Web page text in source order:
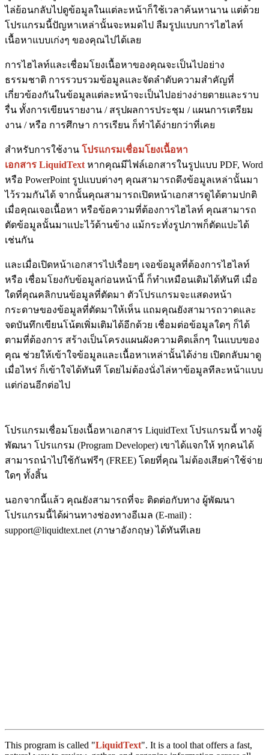
ไล่ย้อนกลับไปดูข้อมูลในแต่ละหน้าก็ใช้เวลาค้นหานาน แต่ด้วย
โปรแกรมนี้ปัญหาเหล่านั้นจะหมดไป ลืมรูปแบบการไฮไลท์
เนื้อหาแบบเก่งๆ ของคุณไปได้เลย
การไฮไลท์และเชื่อมโยงเนื้อหาของคุณจะเป็นไปอย่าง
ธรรมชาติ การรวบรวมข้อมูลและจัดลำดับความสำคัญที่
เกี่ยวข้องกันในข้อมูลแต่ละหน้าจะเป็นไปอย่างง่ายดายและราบ
รื่น ทั้งการเขียนรายงาน / สรุปผลการประชุม / แผนการเตรียม
งาน / หรือ การศึกษา การเรียน ก็ทำได้ง่ายกว่าที่เคย
สำหรับการใช้งาน โปรแกรมเชื่อมโยงเนื้อหา
เอกสาร LiquidText หากคุณมีไฟล์เอกสารในรูปแบบ PDF, Word
หรือ PowerPoint รูปแบบต่างๆ คุณสามารถดึงข้อมูลเหล่านั้นมา
ไว้รวมกันได้ จากนั้นคุณสามารถเปิดหน้าเอกสารดูได้ตามปกติ
เมื่อคุณเจอเนื้อหา หรือข้อความที่ต้องการไฮไลท์ คุณสามารถ
ตัดข้อมูลนั้นมาแปะไว้ด้านข้าง แม้กระทั่งรูปภาพก็ตัดแปะได้
เช่นกัน
และเมื่อเปิดหน้าเอกสารไปเรื่อยๆ เจอข้อมูลที่ต้องการไฮไลท์
หรือ เชื่อมโยงกับข้อมูลก่อนหน้านี้ ก็ทำเหมือนเดิมได้ทันที เมื่อ
ใดที่คุณคลิกบนข้อมูลที่ตัดมา ตัวโปรแกรมจะแสดงหน้า
กระดาษของข้อมูลที่ตัดมาให้เห็น แถมคุณยังสามารถวาดและ
จดบันทึกเขียนโน้ตเพิ่มเติมได้อีกด้วย เชื่อมต่อข้อมูลใดๆ ก็ได้
ตามที่ต้องการ สร้างเป็นโครงแผนผังความคิดเล็กๆ ในแบบของ
คุณ ช่วยให้เข้าใจข้อมูลและเนื้อหาเหล่านั้นได้ง่าย เปิดกลับมาดู
เมื่อไหร่ ก็เข้าใจได้ทันที โดยไม่ต้องนั่งไล่หาข้อมูลทีละหน้าแบบ
แต่ก่อนอีกต่อไป
โปรแกรมเชื่อมโยงเนื้อหาเอกสาร LiquidText โปรแกรมนี้ ทางผู้
พัฒนา โปรแกรม (Program Developer) เขาได้แจกให้ ทุกคนได้
สามารถนำไปใช้กันฟรีๆ (FREE) โดยที่คุณ ไม่ต้องเสียค่าใช้จ่าย
ใดๆ ทั้งสิ้น
นอกจากนี้แล้ว คุณยังสามารถที่จะ ติดต่อกับทาง ผู้พัฒนา
โปรแกรมนี้ได้ผ่านทางช่องทางอีเมล (E-mail) :
support@liquidtext.net (ภาษาอังกฤษ) ได้ทันทีเลย
This program is called "LiquidText". It is a tool that offers a fast,